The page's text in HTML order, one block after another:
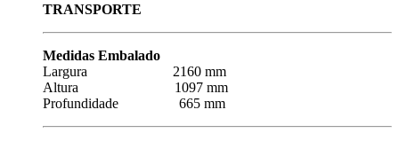
TRANSPORTE
Medidas Embalado
Largura 2160 mm
Altura 1097 mm
Profundidade 665 mm